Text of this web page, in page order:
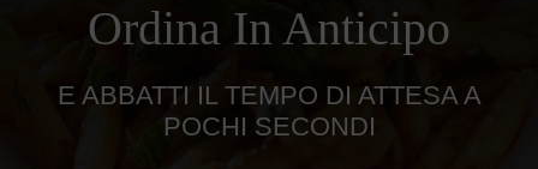
Ordina In Anticipo
E ABBATTI IL TEMPO DI ATTESA A
POCHI SECONDI